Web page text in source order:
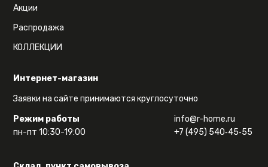
Интернет-магазин
Заявки на сайте принимаются круглосуточно
Режим работы
пн-пт 10:30-19:00
info@r-home.ru
+7 (495) 540‑45‑55
Акции
Распродажа
КОЛЛЕКЦИИ